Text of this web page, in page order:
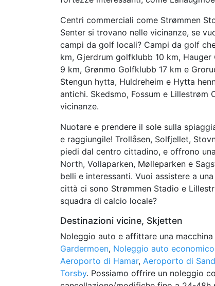
Centri commerciali come Strømmen
Senter si trovano nelle vicinanze, se
campi da golf locali? Campi da golf
km, Gjerdrum golfklubb 10 km,
9 km, Grønmo Golfklubb 17 km e
Stengun hytta, Huldreheim e Hytta
antichi. Skedsmo, Fossum e Lillestrøm
vicinanze.
Nuotare e prendere il sole sulla
e raggiungile! Trollåsen, Solfjellet,
piedi dal centro cittadino, e offrono
North, Vollaparken, Mølleparken e
belli e interessanti. Vuoi assistere a
città ci sono Strømmen Stadio e
squadra di calcio locale?
Destinazioni vicine, Skjetten
Noleggio auto e affittare una
Gardermoen, Noleggio auto
Aeroporto di Hamar, Aeroporto di
Torsby. Possiamo offrire un noleggio